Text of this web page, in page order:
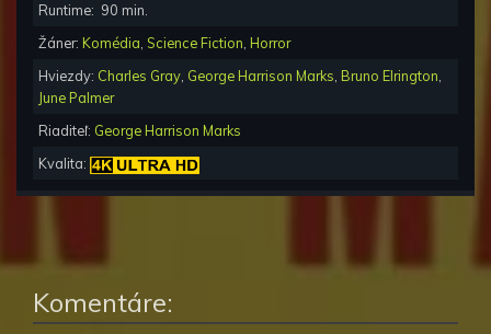
Runtime: 90 min.
Žáner: Komédia Science Fiction Horror
Hviezdy: Charles Gray George Harrison Marks Bruno Elrington
June Palmer
Riaditeľ: George Harrison Marks
Kvalita:
Komentáre: